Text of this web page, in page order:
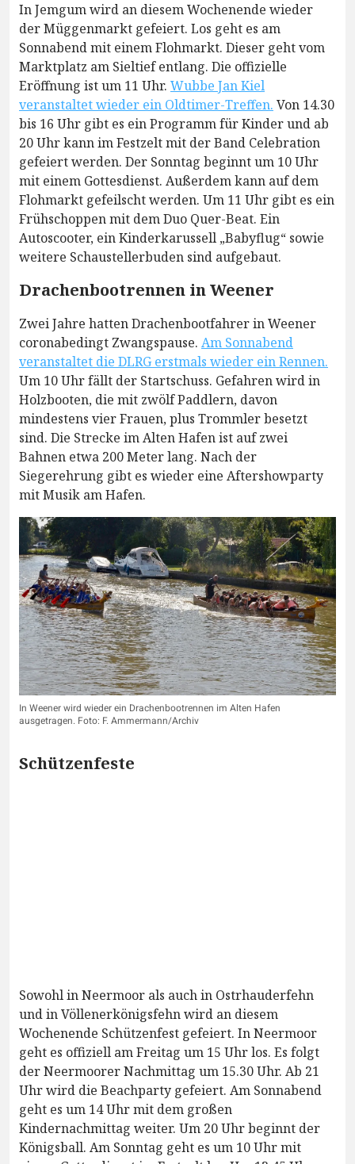
In Jemgum wird an diesem Wochenende wieder
der Müggenmarkt gefeiert. Los geht es am
Sonnabend mit einem Flohmarkt. Dieser geht vom
Marktplatz am Sieltief entlang. Die offizielle
Eröffnung ist um 11 Uhr. Wubbe Jan Kiel
veranstaltet wieder ein Oldtimer-Treffen. Von 14.30
bis 16 Uhr gibt es ein Programm für Kinder und ab
20 Uhr kann im Festzelt mit der Band Celebration
gefeiert werden. Der Sonntag beginnt um 10 Uhr
mit einem Gottesdienst. Außerdem kann auf dem
Flohmarkt gefeilscht werden. Um 11 Uhr gibt es ein
Frühschoppen mit dem Duo Quer-Beat. Ein
Autoscooter, ein Kinderkarussell „Babyflug“ sowie
weitere Schaustellerbuden sind aufgebaut.
Drachenbootrennen in Weener
Zwei Jahre hatten Drachenbootfahrer in Weener
coronabedingt Zwangspause. Am Sonnabend
veranstaltet die DLRG erstmals wieder ein Rennen.
Um 10 Uhr fällt der Startschuss. Gefahren wird in
Holzbooten, die mit zwölf Paddlern, davon
mindestens vier Frauen, plus Trommler besetzt
sind. Die Strecke im Alten Hafen ist auf zwei
Bahnen etwa 200 Meter lang. Nach der
Siegerehrung gibt es wieder eine Aftershowparty
mit Musik am Hafen.
In Weener wird wieder ein Drachenbootrennen im Alten Hafen
ausgetragen. Foto: F. Ammermann/Archiv
Schützenfeste
Sowohl in Neermoor als auch in Ostrhauderfehn
und in Völlenerkönigsfehn wird an diesem
Wochenende Schützenfest gefeiert. In Neermoor
geht es offiziell am Freitag um 15 Uhr los. Es folgt
der Neermoorer Nachmittag um 15.30 Uhr. Ab 21
Uhr wird die Beachparty gefeiert. Am Sonnabend
geht es um 14 Uhr mit dem großen
Kindernachmittag weiter. Um 20 Uhr beginnt der
Königsball. Am Sonntag geht es um 10 Uhr mit